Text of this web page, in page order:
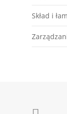
Skład i